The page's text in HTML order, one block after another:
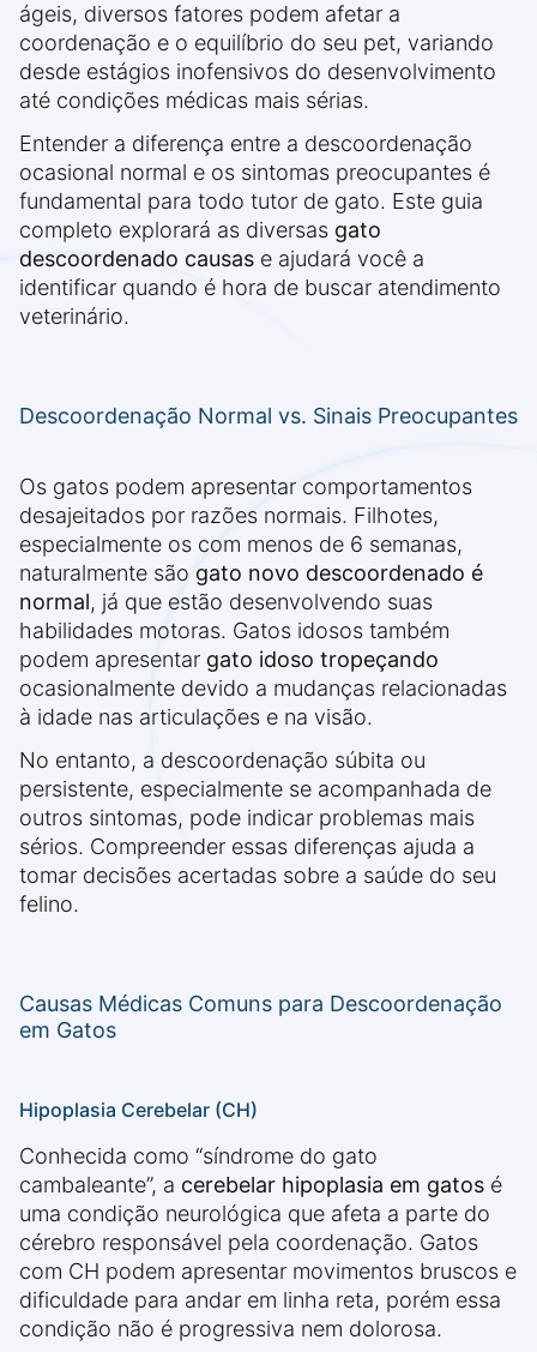
ágeis, diversos fatores podem afetar a
coordenação e o equilíbrio do seu pet, variando
desde estágios inofensivos do desenvolvimento
até condições médicas mais sérias.
Entender a diferença entre a descoordenação
ocasional normal e os sintomas preocupantes é
fundamental para todo tutor de gato. Este guia
completo explorará as diversas gato
descoordenado causas e ajudará você a
identificar quando é hora de buscar atendimento
veterinário.
Descoordenação Normal vs. Sinais Preocupantes
Os gatos podem apresentar comportamentos
desajeitados por razões normais. Filhotes,
especialmente os com menos de 6 semanas,
naturalmente são gato novo descoordenado é
normal, já que estão desenvolvendo suas
habilidades motoras. Gatos idosos também
podem apresentar gato idoso tropeçando
ocasionalmente devido a mudanças relacionadas
à idade nas articulações e na visão.
No entanto, a descoordenação súbita ou
persistente, especialmente se acompanhada de
outros sintomas, pode indicar problemas mais
sérios. Compreender essas diferenças ajuda a
tomar decisões acertadas sobre a saúde do seu
felino.
Causas Médicas Comuns para Descoordenação
em Gatos
Hipoplasia Cerebelar (CH)
Conhecida como “síndrome do gato
cambaleante”, a cerebelar hipoplasia em gatos é
uma condição neurológica que afeta a parte do
cérebro responsável pela coordenação. Gatos
com CH podem apresentar movimentos bruscos e
dificuldade para andar em linha reta, porém essa
condição não é progressiva nem dolorosa.